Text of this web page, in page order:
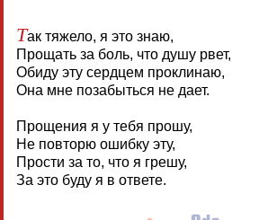
Так тяжело, я это знаю,
Прощать за боль, что душу рвет,
Обиду эту сердцем проклинаю,
Она мне позабыться не дает.
Прощения я у тебя прошу,
Не повторю ошибку эту,
Прости за то, что я грешу,
За это буду я в ответе.